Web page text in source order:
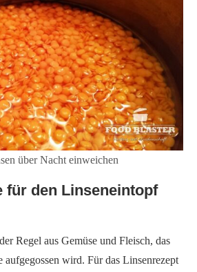
über Nacht einweichen
für den Linseneintopf
Regel aus Gemüse und Fleisch, das
aufgegossen wird. Für das Linsenrezept